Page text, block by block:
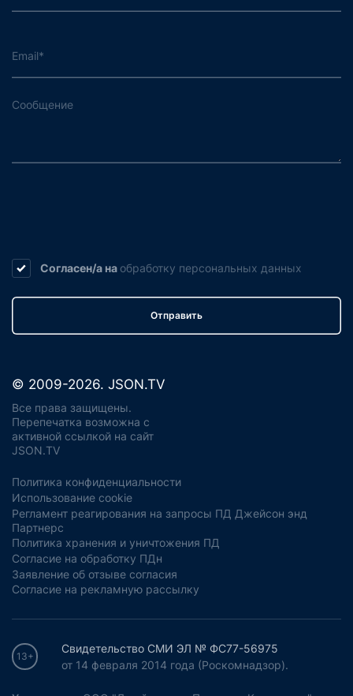
Согласен/а на обработку персональных данных
Отправить
© 2009-2026. JSON.TV
Все права защищены.
Перепечатка возможна с
активной ссылкой на сайт
JSON.TV
Политика конфиденциальности
Использование cookie
Регламент реагирования на запросы ПД Джейсон энд
Партнерс
Политика хранения и уничтожения ПД
Согласие на обработку ПДн
Заявление об отзыве согласия
Согласие на рекламную рассылку
13+
Свидетельство СМИ ЭЛ № ФС77-56975
от 14 февраля 2014 года (Роскомнадзор).